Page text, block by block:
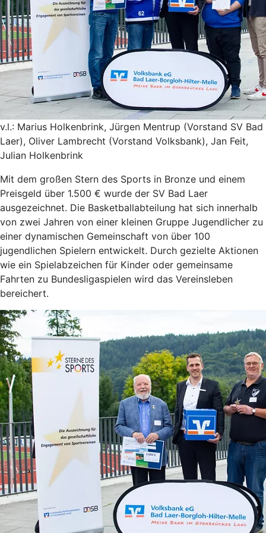
v.l.: Marius Holkenbrink, Jürgen Mentrup (Vorstand SV Bad
Laer), Oliver Lambrecht (Vorstand Volksbank), Jan Feit,
Julian Holkenbrink
Mit dem großen Stern des Sports in Bronze und einem
Preisgeld über 1.500 € wurde der SV Bad Laer
ausgezeichnet. Die Basketballabteilung hat sich innerhalb
von zwei Jahren von einer kleinen Gruppe Jugendlicher zu
einer dynamischen Gemeinschaft von über 100
jugendlichen Spielern entwickelt. Durch gezielte Aktionen
wie ein Spielabzeichen für Kinder oder gemeinsame
Fahrten zu Bundesligaspielen wird das Vereinsleben
bereichert.